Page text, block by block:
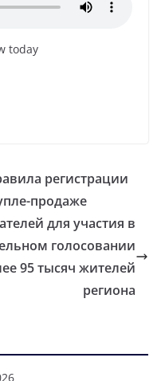
today
регистрации
продаже
для участия в
голосовании
95 тысяч жителей
региона